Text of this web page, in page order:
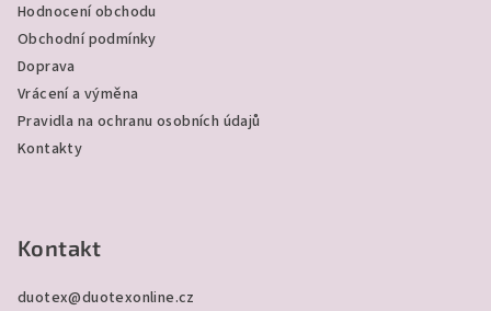
Hodnocení obchodu
Obchodní podmínky
Doprava
Vrácení a výměna
Pravidla na ochranu osobních údajů
Kontakty
Kontakt
duotex@duotexonline.cz